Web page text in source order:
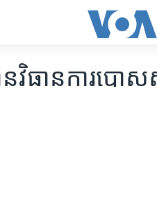
ាន​វិធាន​ការ​